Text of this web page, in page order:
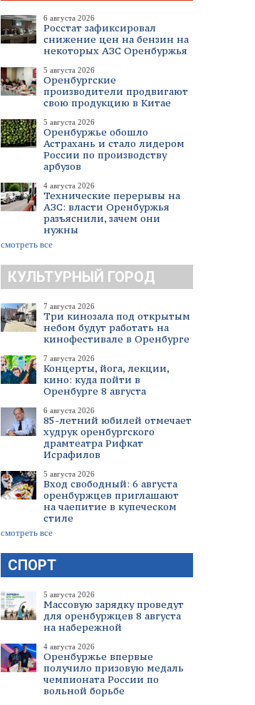
6 августа 2026
Росстат зафиксировал
снижение цен на бензин на
некоторых АЗС Оренбуржья
5 августа 2026
Оренбургские
производители продвигают
свою продукцию в Китае
5 августа 2026
Оренбуржье обошло
Астрахань и стало лидером
России по производству
арбузов
4 августа 2026
Технические перерывы на
АЗС: власти Оренбуржья
разъяснили, зачем они
нужны
смотреть все
КУЛЬТУРНЫЙ ГОРОД
7 августа 2026
Три кинозала под открытым
небом будут работать на
кинофестивале в Оренбурге
7 августа 2026
Концерты, йога, лекции,
кино: куда пойти в
Оренбурге 8 августа
6 августа 2026
85-летний юбилей отмечает
худрук оренбургского
драмтеатра Рифкат
Исрафилов
5 августа 2026
Вход свободный: 6 августа
оренбуржцев приглашают
на чаепитие в купеческом
стиле
смотреть все
СПОРТ
5 августа 2026
Массовую зарядку проведут
для оренбуржцев 8 августа
на набережной
4 августа 2026
Оренбуржье впервые
получило призовую медаль
чемпионата России по
вольной борьбе